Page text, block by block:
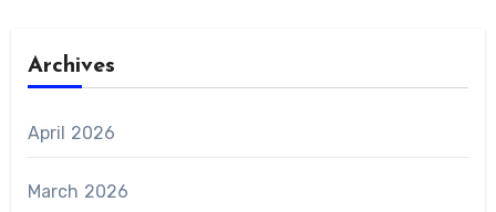
Archives
April 2026
March 2026